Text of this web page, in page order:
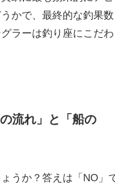
賞）」を狙える
」に他なりません。
鯛に最も効果的にアピ